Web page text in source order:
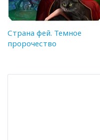
Страна фей. Темное
пророчество